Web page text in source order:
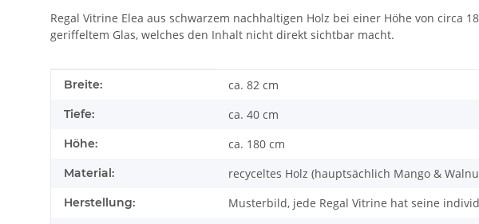
Regal Vitrine Elea aus schwarzem nachhaltigen Holz bei einer Höhe von circa
geriffeltem Glas, welches den Inhalt nicht direkt sichtbar macht.
Produkteigenschaft
Wert
Breite: ca. 82 cm
Tiefe: ca. 40 cm
Höhe: ca. 180 cm
Material: recyceltes Holz (hauptsächlich Mango &
Herstellung: Musterbild, jede Regal Vitrine hat seine